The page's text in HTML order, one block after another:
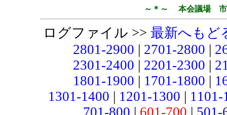
～＊～ 本会議場 市
ログファイル >> 最新へもど
2801-2900 | 2701-2800 |
2301-2400 | 2201-2300 |
1801-1900 | 1701-1800 |
1301-1400 | 1201-1300 |
701-800 | 601-700 |